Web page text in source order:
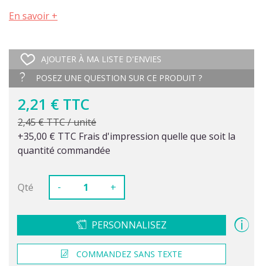
En savoir +
AJOUTER À MA LISTE D'ENVIES
POSEZ UNE QUESTION SUR CE PRODUIT ?
2,21 € TTC
2,45 € TTC / unité
+35,00 € TTC Frais d'impression quelle que soit la
quantité commandée
Qté - +
PERSONNALISEZ
COMMANDEZ SANS TEXTE